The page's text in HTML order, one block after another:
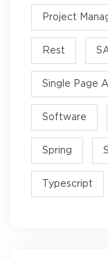
Project
Rest
Single Page
Software
Spring
Typescript